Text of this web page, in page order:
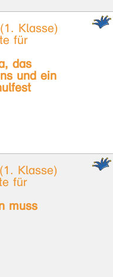
Klasse)
für
das
und ein
Klasse)
für
muss